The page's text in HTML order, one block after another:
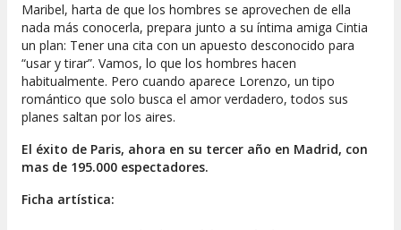
Maribel, harta de que los hombres se aprovechen de ella
nada más conocerla, prepara junto a su íntima amiga Cintia
un plan: Tener una cita con un apuesto desconocido para
“usar y tirar”. Vamos, lo que los hombres hacen
habitualmente. Pero cuando aparece Lorenzo, un tipo
romántico que solo busca el amor verdadero, todos sus
planes saltan por los aires.
El éxito de Paris, ahora en su tercer año en Madrid, con
mas de 195.000 espectadores.
Ficha artística: